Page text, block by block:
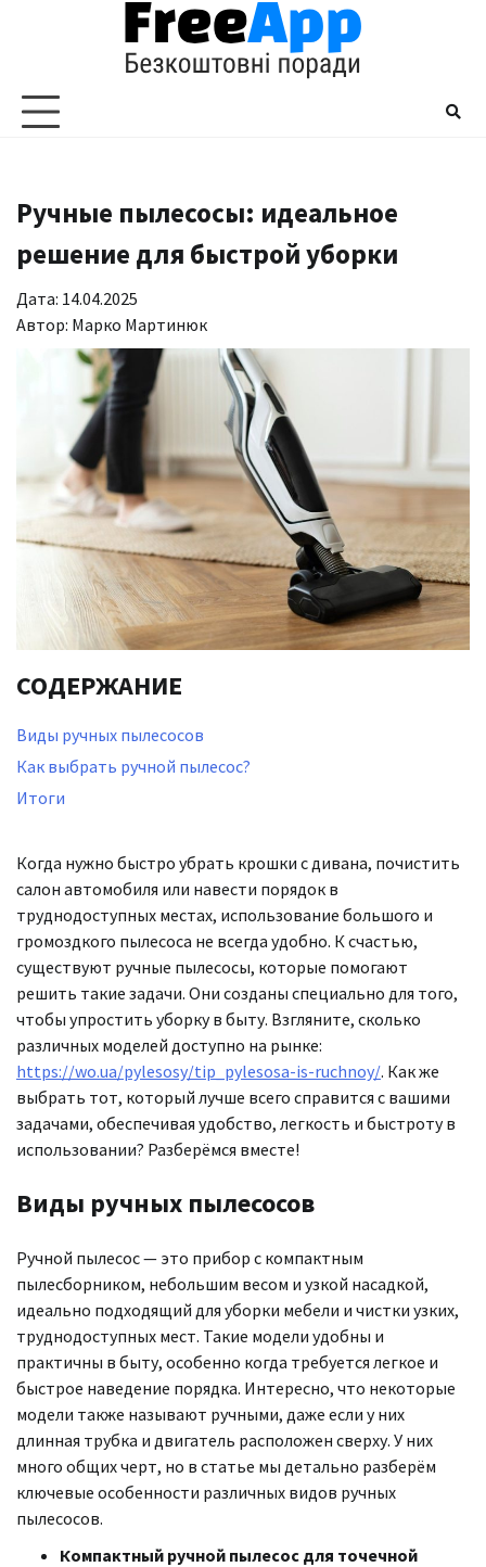
Ручные пылесосы: идеальное
решение для быстрой уборки
Дата: 14.04.2025
Автор: Марко Мартинюк
СОДЕРЖАНИЕ
Виды ручных пылесосов
Как выбрать ручной пылесос?
Итоги
Когда нужно быстро убрать крошки с дивана, почистить
салон автомобиля или навести порядок в
труднодоступных местах, использование большого и
громоздкого пылесоса не всегда удобно. К счастью,
существуют ручные пылесосы, которые помогают
решить такие задачи. Они созданы специально для того,
чтобы упростить уборку в быту. Взгляните, сколько
различных моделей доступно на рынке:
https://wo.ua/pylesosy/tip_pylesosa-is-ruchnoy/. Как же
выбрать тот, который лучше всего справится с вашими
задачами, обеспечивая удобство, легкость и быстроту в
использовании? Разберёмся вместе!
Виды ручных пылесосов
Ручной пылесос — это прибор с компактным
пылесборником, небольшим весом и узкой насадкой,
идеально подходящий для уборки мебели и чистки узких,
труднодоступных мест. Такие модели удобны и
практичны в быту, особенно когда требуется легкое и
быстрое наведение порядка. Интересно, что некоторые
модели также называют ручными, даже если у них
длинная трубка и двигатель расположен сверху. У них
много общих черт, но в статье мы детально разберём
ключевые особенности различных видов ручных
пылесосов.
Компактный ручной пылесос для точечной